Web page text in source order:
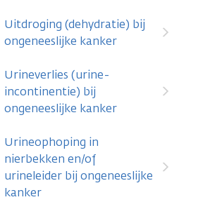
Uitdroging (dehydratie) bij
ongeneeslijke kanker
Urineverlies (urine-
incontinentie) bij
ongeneeslijke kanker
Urineophoping in
nierbekken en/of
urineleider bij ongeneeslijke
kanker